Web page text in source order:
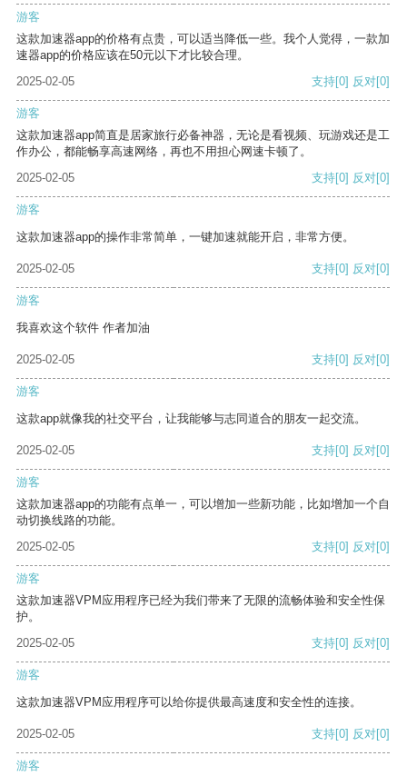
游客
这款加速器app的价格有点贵，可以适当降低一些。我个人觉得，一款加
速器app的价格应该在50元以下才比较合理。
2025-02-05
支持[0] 反对[0]
游客
这款加速器app简直是居家旅行必备神器，无论是看视频、玩游戏还是工
作办公，都能畅享高速网络，再也不用担心网速卡顿了。
2025-02-05
支持[0] 反对[0]
游客
这款加速器app的操作非常简单，一键加速就能开启，非常方便。
2025-02-05 支持[0] 反对[0]
游客
我喜欢这个软件 作者加油
2025-02-05 支持[0] 反对[0]
游客
这款app就像我的社交平台，让我能够与志同道合的朋友一起交流。
2025-02-05 支持[0] 反对[0]
游客
这款加速器app的功能有点单一，可以增加一些新功能，比如增加一个自
动切换线路的功能。
2025-02-05
支持[0] 反对[0]
游客
这款加速器VPM应用程序已经为我们带来了无限的流畅体验和安全性保
护。
2025-02-05
支持[0] 反对[0]
游客
这款加速器VPM应用程序可以给你提供最高速度和安全性的连接。
2025-02-05 支持[0] 反对[0]
游客